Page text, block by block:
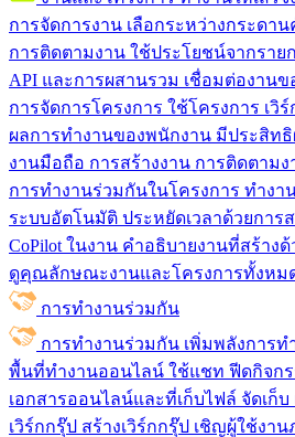
การจัดการงาน เลือกระหว่างกระดา
การติดตามงาน ใช้ประโยชน์จากราย
API และการผสานรวม เชื่อมต่องาน
การจัดการโครงการ ใช้โครงการ เวิ
ผลการทำงานของพนักงาน มีประสิท
งานมือถือ การสร้างงาน การติดตาม
การทำงานร่วมกันในโครงการ ทํางา
ระบบอัตโนมัติ ประหยัดเวลาด้วยการ
CoPilot ในงาน คำอธิบายงานที่สร้าง
ดูคุณลักษณะงานและโครงการทั้งหม
การทำงานร่วมกัน
การทำงานร่วมกัน เพิ่มพลังการ
พื้นที่ทำงานออนไลน์ ใช้แชท ฟีดกิจก
เอกสารออนไลน์และที่เก็บไฟล์ จัดเก็
เวิร์กกรุ๊ป สร้างเวิร์กกรุ๊ป เชิญผู้ใช้งา